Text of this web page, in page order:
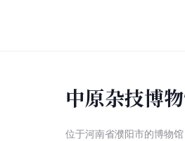
中原杂技博
位于河南省濮阳市的博物馆